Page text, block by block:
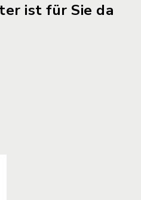
ist für Sie da